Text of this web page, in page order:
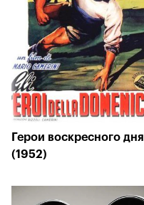
Герои воскресного дня
(1952)